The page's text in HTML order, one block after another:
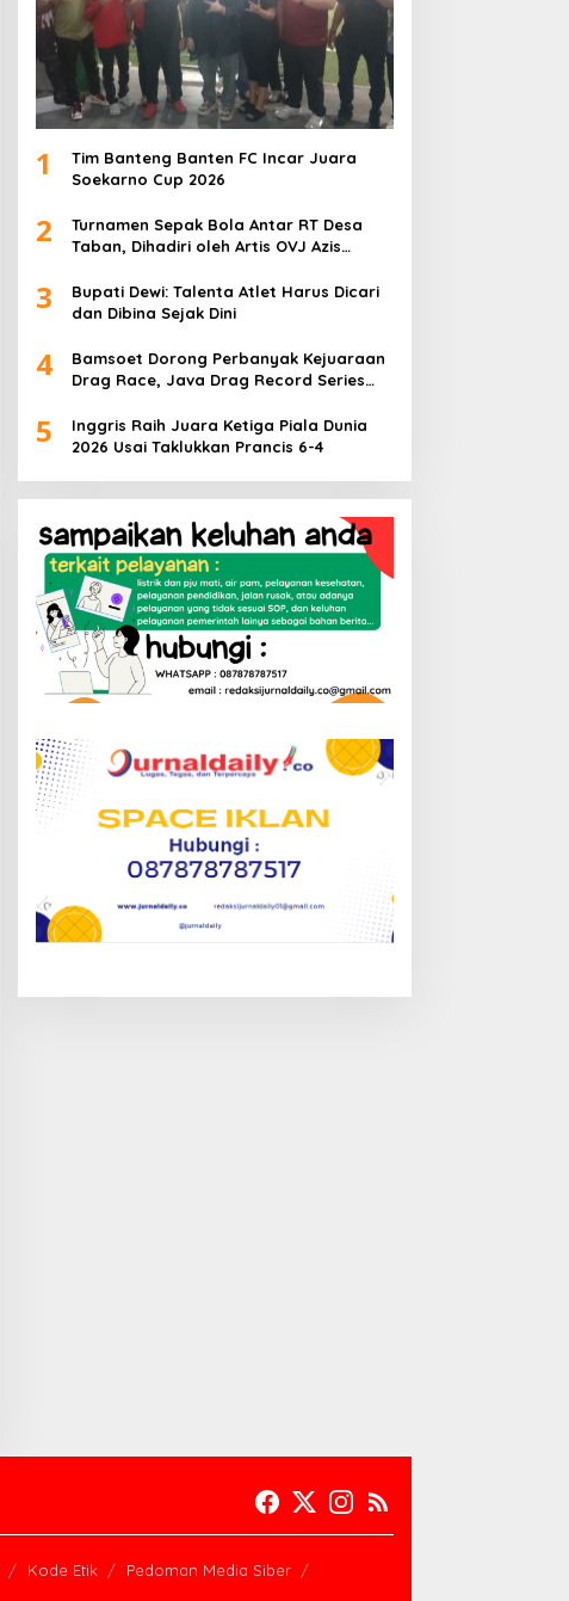
1
Tim Banteng Banten FC Incar Juara
Soekarno Cup 2026
2
Turnamen Sepak Bola Antar RT Desa
Taban, Dihadiri oleh Artis OVJ Azis
3
Bupati Dewi: Talenta Atlet Harus Dicari
dan Dibina Sejak Dini
4
Bamsoet Dorong Perbanyak Kejuaraan
Drag Race, Java Drag Record Series
Muda
5
Inggris Raih Juara Ketiga Piala Dunia
2026 Usai Taklukkan Prancis 6-4
Kode Etik
Pedoman Media Siber